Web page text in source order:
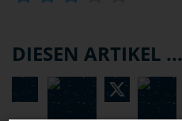
DIESEN ARTIKEL ...